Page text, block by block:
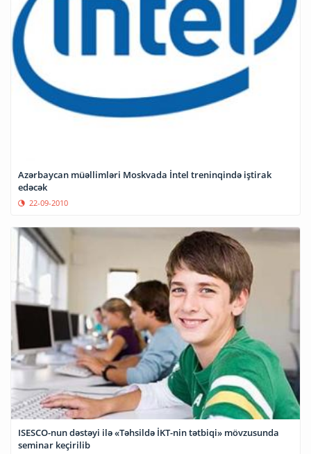
Azərbaycan müəllimləri Moskvada İntel treninqində iştirak
edəcək
22-09-2010
ISESCO-nun dəstəyi ilə «Təhsildə İKT-nin tətbiqi» mövzusunda
seminar keçirilib